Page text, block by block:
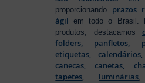
proporcionando prazos
ágil em todo o Brasil.
produtos, destacamos
folders, panfletos,
etiquetas,calendários,
canecas,canetas,
tapetes, luminárias,